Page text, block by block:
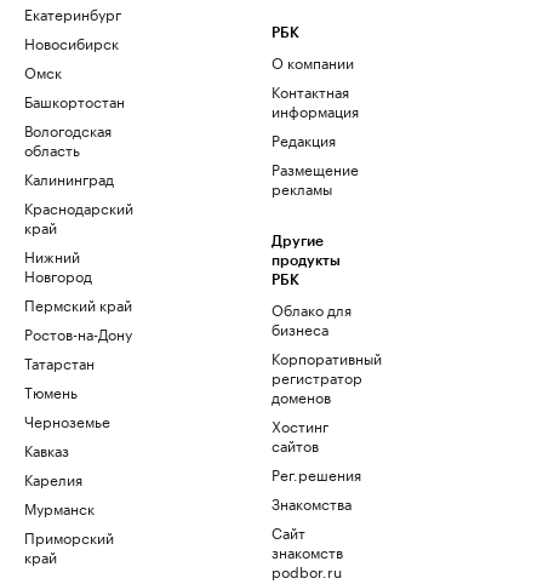
Екатеринбург
Новосибирск
Омск
Башкортостан
Вологодская
область
Калининград
Краснодарский
край
Нижний
Новгород
Пермский край
Ростов-на-Дону
Татарстан
Тюмень
Черноземье
Кавказ
Карелия
Мурманск
Приморский
край
РБК
О компании
Контактная
информация
Редакция
Размещение
рекламы
Другие
продукты
РБК
Облако для
бизнеса
Корпоративный
регистратор
доменов
Хостинг
сайтов
Рег.решения
Знакомства
Сайт
знакомств
podbor.ru